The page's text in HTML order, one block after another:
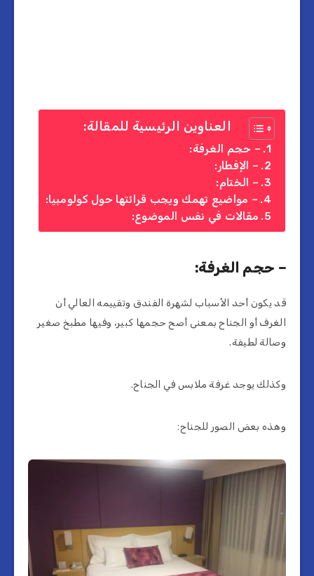
العناوين الرئيسية للمقالة:
– حجم الغرفة:
– الإفطار:
– الختام:
– مواضيع تهمك ويجب قرائتها حول كولومبيا:
مقالات في نفس الموضوع:
– حجم الغرفة:
قد يكون أحد الأسباب لشهرة الفندق وتقييمه العالي أن
الغرف أو الجناح بمعنى أصح حجمها كبير، وفيها مطبخ صغير
وصالة لطيفة.
وكذلك يوجد غرفة ملابس في الجناح.
وهذه بعض الصور للجناح: